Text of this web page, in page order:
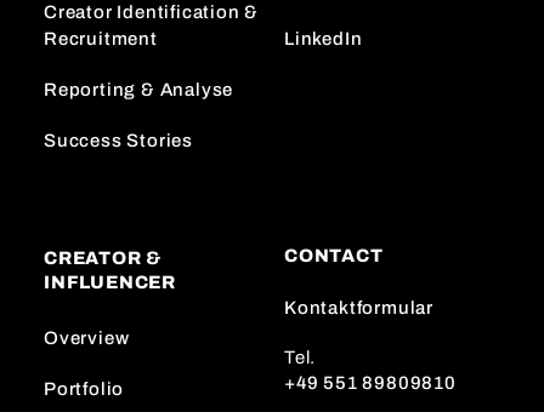
Creator Identification &
Recruitment
Reporting & Analyse
Success Stories
LinkedIn
CREATOR &
INFLUENCER
Overview
Portfolio
CONTACT
Kontaktformular
Tel.
+49 551 89809810